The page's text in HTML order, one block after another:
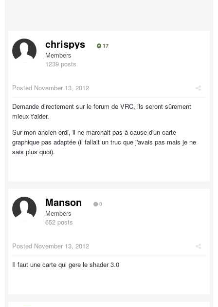
chrispys 17
Members
1239 posts
Posted November 13, 2012
Demande directement sur le forum de VRC, ils seront sûrement
mieux t'aider.
Sur mon ancien ordi, il ne marchait pas à cause d'un carte
graphique pas adaptée (il fallait un truc que j'avais pas mais je ne
sais plus quoi).
Manson 0
Members
652 posts
Posted November 13, 2012
Il faut une carte qui gere le shader 3.0